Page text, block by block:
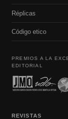
Réplicas
Código etico
PREMIOS A LA
EDITORIAL
REVISTAS